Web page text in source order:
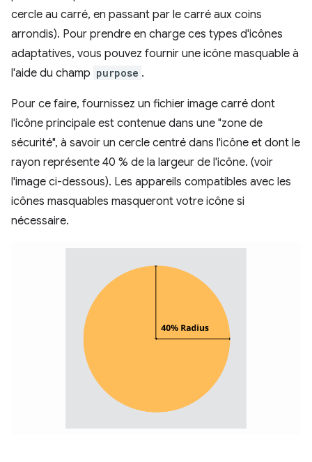
cercle au carré, en passant par le carré aux coins
arrondis). Pour prendre en charge ces types d'icônes
adaptatives, vous pouvez fournir une icône masquable à
l'aide du champ purpose .
Pour ce faire, fournissez un fichier image carré dont
l'icône principale est contenue dans une "zone de
sécurité", à savoir un cercle centré dans l'icône et dont le
rayon représente 40 % de la largeur de l'icône. (voir
l'image ci-dessous). Les appareils compatibles avec les
icônes masquables masqueront votre icône si
nécessaire.